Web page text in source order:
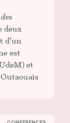
deux
d’un
est
et